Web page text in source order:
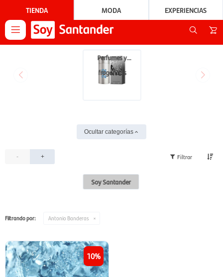
TIENDA MODA EXPERIENCIAS

Perfumes y
fragancias
Ocultar categorías
- +
Soy Santander
Filtrando por: Antonio Banderas
10